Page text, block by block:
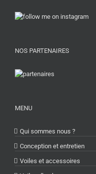
NOS PARTENAIRES
MENU
Qui sommes nous ?
Conception et entretien
Voiles et accessoires